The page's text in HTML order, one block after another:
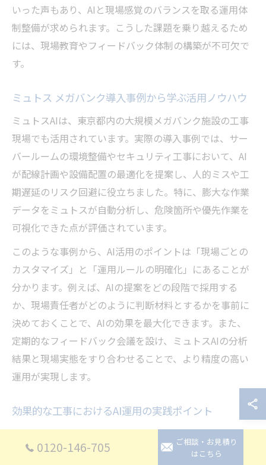
いった声もあり、AIと現場感覚のバランスを取る運用体
制整備が求められます。こうした課題を乗り越えるため
には、現場教育やフィードバック体制の構築が不可欠で
す。
ミュトス メガバンク導入事例から学ぶ活用ノウハウ
ミュトスAIは、東京都内の大規模メガバンク施設の工事
現場でも活用されています。実際の導入事例では、サー
バールームの環境整備やセキュリティ工事において、AI
が配線計画や設備配置の最適化を提案し、人的ミスや工
期遅延のリスク回避に役立ちました。特に、膨大な作業
データをミュトスが自動分析し、危険箇所や優先作業を
可視化できた点が評価されています。
このような事例から、AI活用のポイントは「現場ごとの
カスタマイズ」と「運用ルールの明確化」にあることが
分かります。例えば、AIの提案をどの段階で採用する
か、現場責任者がどのように判断材料とするかを事前に
決めておくことで、AIの効果を最大化できます。また、
定期的なフィードバック会議を設け、ミュトスAIの分析
結果と現場実態をすり合わせることで、より精度の高い
運用が実現します。
効果的な工事におけるAI運用の実践ポイント
効果的な工事を実現するためには、AIミュトスを最大限
活用する運用ポイントを押さえることが不可欠です。ま
0120-146-705
ご相談・お見積り
はこちら